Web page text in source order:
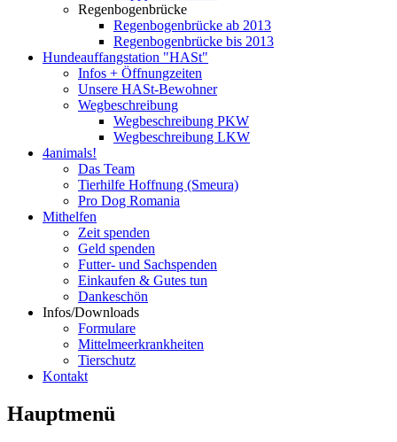
Regenbogenbrücke
Regenbogenbrücke ab 2013
Regenbogenbrücke bis 2013
Hundeauffangstation "HASt"
Infos + Öffnungzeiten
Unsere HASt-Bewohner
Wegbeschreibung
Wegbeschreibung PKW
Wegbeschreibung LKW
4animals!
Das Team
Tierhilfe Hoffnung (Smeura)
Pro Dog Romania
Mithelfen
Zeit spenden
Geld spenden
Futter- und Sachspenden
Einkaufen & Gutes tun
Dankeschön
Infos/Downloads
Formulare
Mittelmeerkrankheiten
Tierschutz
Kontakt
Hauptmenü